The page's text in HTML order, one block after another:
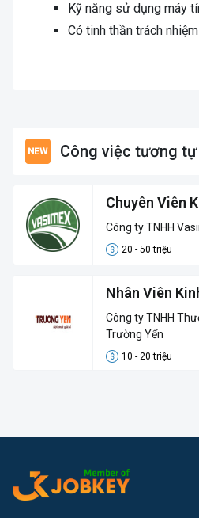
Kỹ năng sử dụng máy
Có tinh thần trách
Công việc tương tự
Chuyên Viên
Công ty TNHH
20 - 50 triệu
Nhân Viên
phòng
Công ty TNHH
Trường Yến
10 - 20 triệu